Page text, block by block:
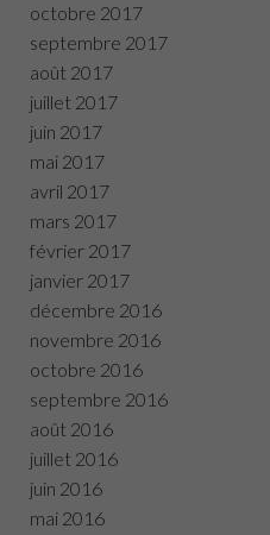
octobre 2017
septembre 2017
août 2017
juillet 2017
juin 2017
mai 2017
avril 2017
mars 2017
février 2017
janvier 2017
décembre 2016
novembre 2016
octobre 2016
septembre 2016
août 2016
juillet 2016
juin 2016
mai 2016